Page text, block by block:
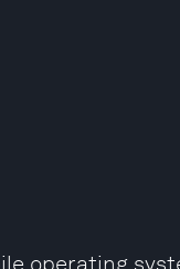
operating